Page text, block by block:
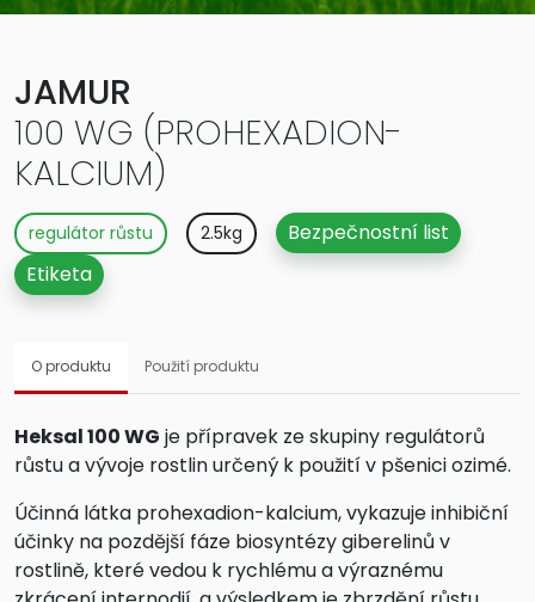
JAMUR
100 WG (PROHEXADION-
KALCIUM)
regulátor růstu 2.5kg
Bezpečnostní list
Etiketa
O produktu Použití produktu
Heksal 100 WG je přípravek ze skupiny regulátorů
růstu a vývoje rostlin určený k použití v pšenici ozimé.
Účinná látka prohexadion-kalcium, vykazuje inhibiční
účinky na pozdější fáze biosyntézy giberelinů v
rostlině, které vedou k rychlému a výraznému